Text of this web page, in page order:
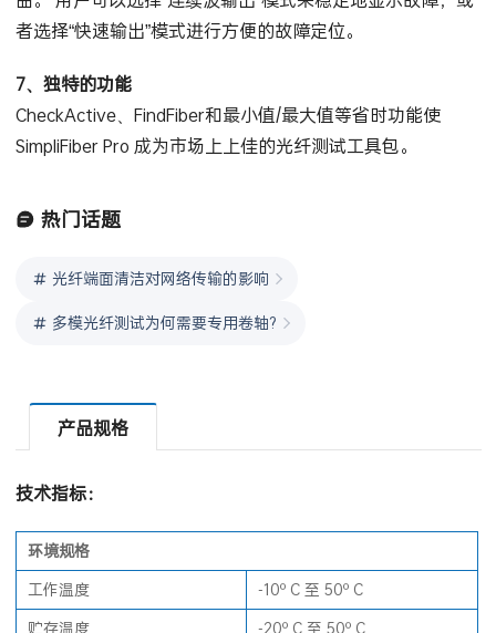
者选择“快速输出”模式进行方便的故障定位。
7、独特的功能
CheckActive、FindFiber和最小值/最大值等省时功能使
SimpliFiber Pro 成为市场上上佳的光纤测试工具包。
热门话题
光纤端面清洁对网络传输的影响
多模光纤测试为何需要专用卷轴?
产品规格
技术指标：
环境规格
工作温度
-10º C 至 50º C
贮存温度
-20º C 至 50º C